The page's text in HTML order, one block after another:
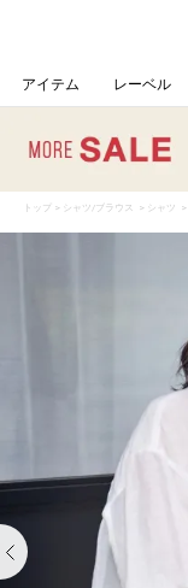
アイテム レーベル
トップ > シャツ/ブラウス > シャツ >